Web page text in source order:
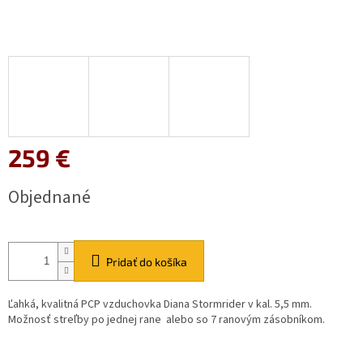
259 €
cena:
Objednané
Pridať do košíka
Ľahká, kvalitná PCP vzduchovka Diana Stormrider v kal. 5,5 mm.
Možnosť streľby po jednej rane alebo so 7 ranovým zásobníkom.